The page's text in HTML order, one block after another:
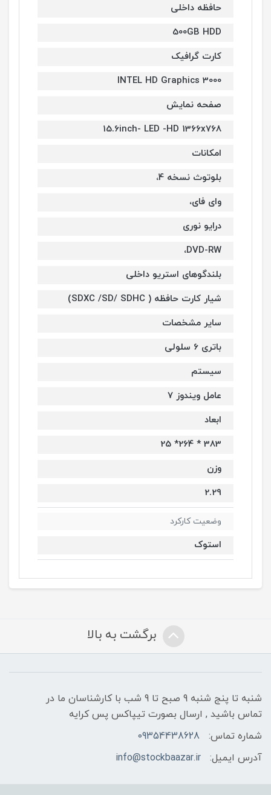
حافظه داخلی
500GB HDD
کارت گرافیک
INTEL HD Graphics 3000
صفحه نمایش
15.6inch- LED -HD 1366x768
امکانات
بلوتوث نسخه 4،
وای فای،
درایو نوری
DVD-RW،
بلندگوهای استریو داخلی
شیار کارت حافظه ( SDXC /SD/ SDHC)
سایر مشخصات
باتری 6 سلولی
سیستم
عامل ویندوز 7
ابعاد
383 * 264* 25
وزن
2.29
وضعیت کارکرد
استوک
برگشت به بالا
شنبه تا پنج شنبه 9 صبح تا 9 شب با کارشناسان ما در
تماس باشید , ارسال بصورت تیپاکس پس کرایه
شماره تماس:
09354438628
آدرس ایمیل:
info@stockbaazar.ir